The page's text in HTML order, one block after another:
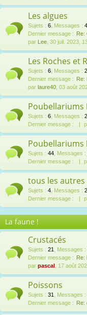
Les algues
Sujets : 6 Messages :
Dernier message : Re:
par Lee , 30 juil. 2023,
Les Roches et
Sujets : 6 Messages :
Dernier message : Re:
par laure40 , 03 août
Poubellariums
Sujets : 6 Messages :
Dernier message :
Poubellariums
Sujets : 44 Messages :
Dernier message :
tous les autres
Sujets : 4 Messages :
Dernier message :
La faune !
Crustacés
Sujets : 21 Messages :
Dernier message : Re:
par pascal , 17 août
Poissons
Sujets : 31 Messages :
Dernier message : Re: